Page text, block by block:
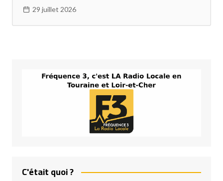
29 juillet 2026
C'était quoi ?